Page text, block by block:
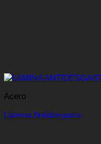
Acero
Lámina Antidesgaste